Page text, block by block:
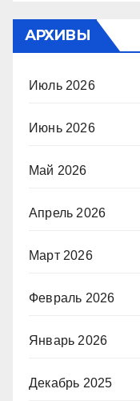
АРХИВЫ
Июль 2026
Июнь 2026
Май 2026
Апрель 2026
Март 2026
Февраль 2026
Январь 2026
Декабрь 2025